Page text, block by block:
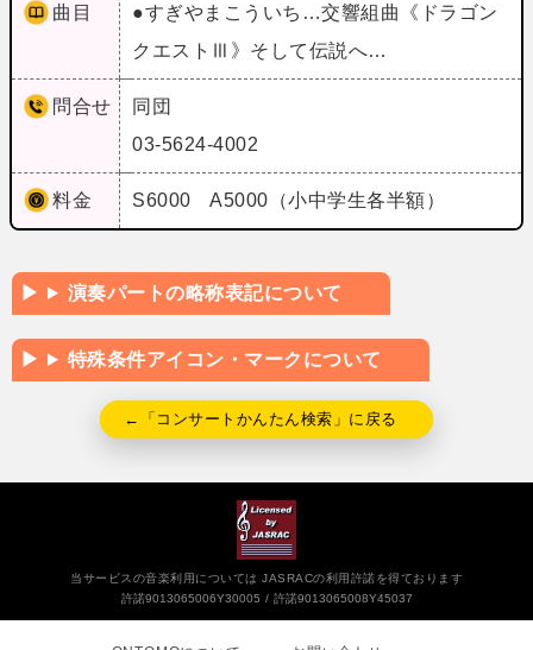
曲目
●すぎやまこういち…交響組曲《ドラゴン
クエストⅢ》そして伝説へ…
問合せ
同団
03-5624-4002
料金 S6000 A5000（小中学生各半額）
演奏パートの略称表記について
特殊条件アイコン・マークについて
←「コンサートかんたん検索」に戻る
当サービスの音楽利用については JASRACの利用許諾を得ております
許諾9013065006Y30005
許諾9013065008Y45037